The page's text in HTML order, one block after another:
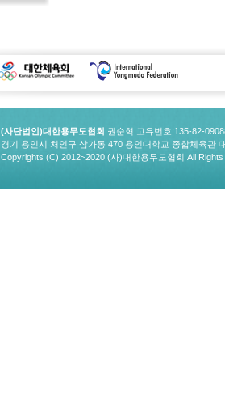
(사단법인)대한용무도협회 권순혁 고유번호:135-82-
경기 용인시 처인구 삼가동 470 용인대학교 종합체육관
Copyrights (C) 2012~2020 (사)대한용무도협회 All